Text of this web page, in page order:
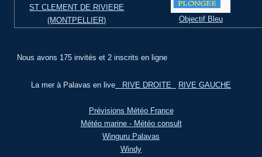
ST CLEMENT DE RIVIERE
(MONTPELLIER)
Objectif Bleu
Nous avons 175 invités et 2 inscrits en ligne
La mer à Palavas en live RIVE DROITE RIVE GAUCHE
Prévisions Météo France
Météo marine - Météo consult
Winguru Palavas
Windy